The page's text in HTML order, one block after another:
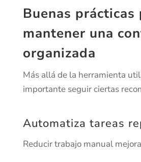
Buenas prácticas
mantener una
organizada
Más allá de la herramienta
importante seguir ciertas
Automatiza tareas
Reducir trabajo manual